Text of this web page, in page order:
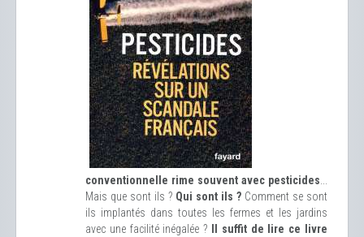
conventionnelle rime souvent avec pesticides
Mais que sont ils ? Qui sont ils ? Comment se sont
ils implantés dans toutes les fermes et les jardins
avec une facilité inégalée ?
Il suffit de lire ce livre